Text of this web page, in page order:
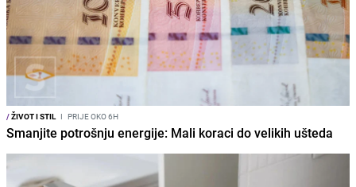
/ŽIVOT I STIL I PRIJE OKO 6H
Smanjite potrošnju energije: Mali koraci do velikih ušteda